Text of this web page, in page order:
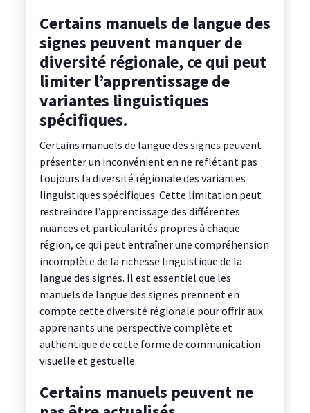
Certains manuels de langue des
signes peuvent manquer de
diversité régionale, ce qui peut
limiter l’apprentissage de
variantes linguistiques
spécifiques.
Certains manuels de langue des signes peuvent
présenter un inconvénient en ne reflétant pas
toujours la diversité régionale des variantes
linguistiques spécifiques. Cette limitation peut
restreindre l’apprentissage des différentes
nuances et particularités propres à chaque
région, ce qui peut entraîner une compréhension
incomplète de la richesse linguistique de la
langue des signes. Il est essentiel que les
manuels de langue des signes prennent en
compte cette diversité régionale pour offrir aux
apprenants une perspective complète et
authentique de cette forme de communication
visuelle et gestuelle.
Certains manuels peuvent ne